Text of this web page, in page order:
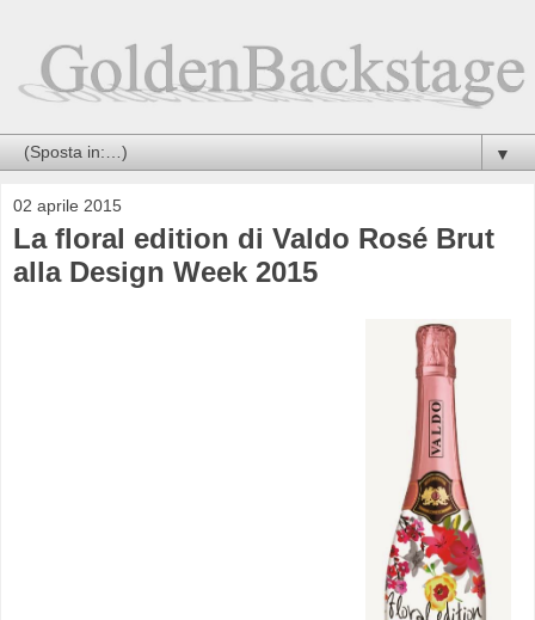
▼
02 aprile 2015
La floral edition di Valdo Rosé Brut
alla Design Week 2015